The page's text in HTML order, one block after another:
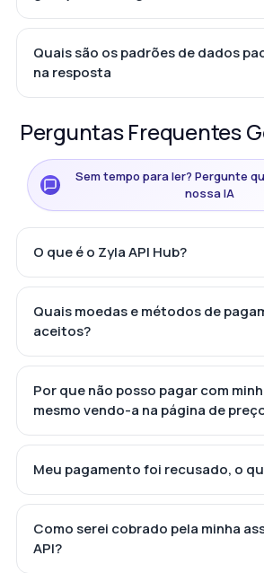
Quais são os padrões de dados
na resposta
Perguntas Frequentes
Sem tempo para ler? Pergunte
nossa IA
O que é o Zyla API Hub?
Quais moedas e métodos de
aceitos?
Por que não posso pagar com
mesmo vendo-a na página de
Meu pagamento foi recusado, o
Como serei cobrado pela minha
API?